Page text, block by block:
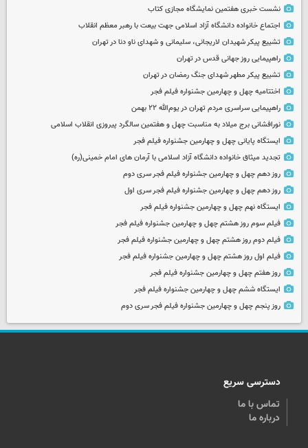
نشست خبری هفتمین نمایشگاه مجازی کتاب
اجتماع خانواده دانشگاه آزاد اسلامی جهت بیعت با رهبر معظم انقلاب
تشییع پیکر شهیدان لاریجانی، سلیمانی و شهدای ناو دنا در تهران
راهپیمایی روز جهانی قدس در تهران
تشییع پیکر مطهر شهدای جنگ رمضان در تهران
اختتامیه چهل و چهارمین جشنواره فیلم فجر
راهپیمایی سراسری مردم تهران در یوم‌الله ۲۲ بهمن
نورافشانی برج میلاد به مناسبت چهل‌ و هفتمین سالگرد پیروزی انقلاب اسلامی
ایستگاه پایانی چهل و چهارمین جشنواره فیلم فجر
تجدید میثاق خانواده دانشگاه آزاد اسلامی با آرمان های امام خمینی(ره)
روز دهم چهل و چهارمین جشنواره فیلم فجر سری دوم
روز دهم چهل و چهارمین جشنواره فیلم فجر سری اول
ایستگاه نهم چهل و چهارمین جشنواره فیلم فجر
فیلم سوم روز هشتم چهل و چهارمین جشنواره فیلم فجر
فیلم دوم روز هشتم چهل و چهارمین جشنواره فیلم فجر
فیلم اول روز هشتم چهل و چهارمین جشنواره فیلم فجر
روز هفتم چهل و چهارمین جشنواره فیلم فجر
ایستگاه ششم چهل و چهارمین جشنواره فیلم فجر
روز پنجم چهل و چهارمین جشنواره فیلم فجر سری دوم
دسترسی سریع
تماس با ما
درباره ما